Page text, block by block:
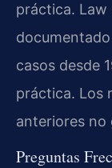
práctica. Law
casos desde
práctica. Los
anteriores no
Preguntas